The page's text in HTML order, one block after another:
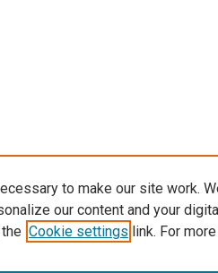
to make our site work.
our content and your
Cookie settings link. For